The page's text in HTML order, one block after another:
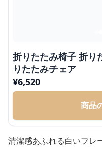
折りたたみ椅子 折り
りたたみチェア
¥6,520
商品
清潔感あふれる白いフレ